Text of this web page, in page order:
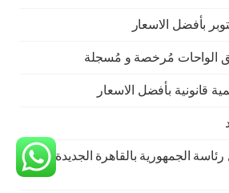
الواحات مُرخصة و مُسجلة
قانونية بأفضل الاسعار
رئاسة الجمهورية بالقاهرة الجديدة كاش